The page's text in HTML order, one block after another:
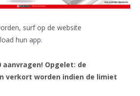
surf op de website
hun app.
aanvragen! Opgelet: de
verkort worden indien de limiet